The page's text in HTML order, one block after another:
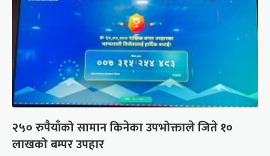
२५० रुपैयाँको सामान किनेका उपभोक्ताले जिते १०
लाखको बम्पर उपहार